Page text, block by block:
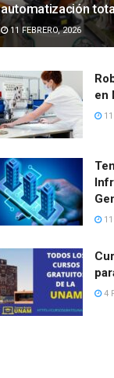
automatización
11 FEBRERO, 2026
en
11
11
4